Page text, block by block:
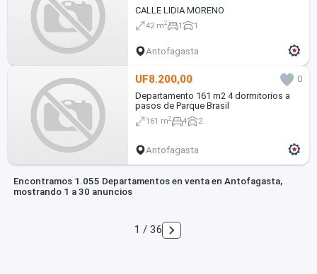
CALLE LIDIA MORENO
42 m2 1 1
Antofagasta
UF8.200,00
0
Departamento 161 m2 4 dormitorios a
pasos de Parque Brasil
161 m2 4 2
Antofagasta
Encontramos 1.055 Departamentos en venta en Antofagasta,
mostrando 1 a 30 anuncios
1 / 36